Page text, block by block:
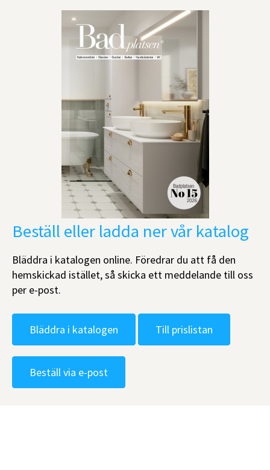
Beställ eller ladda ner vår katalog
Bläddra i katalogen online. Föredrar du att få den
hemskickad istället, så skicka ett meddelande till oss
per e-post.
Bläddra i katalogen Till prislistan
Beställ via e-post